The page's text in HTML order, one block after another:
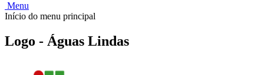
Menu
Início do menu principal
Logo - Águas Lindas